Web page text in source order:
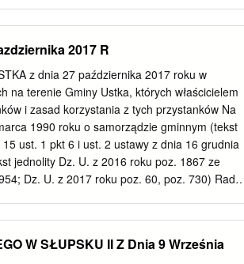
2017 R
z dnia 27 października 2017 roku w
na terenie Gminy Ustka, których właścicielem
i zasad korzystania z tych przystanków Na
1990 roku o samorządzie gminnym (tekst
ust. 1 pkt 6 i ust. 2 ustawy z dnia 16 grudnia
jednolity Dz. U. z 2016 roku poz. 1867 ze
Dz. U. z 2017 roku poz. 60, poz. 730) Rada
Nr 2 do niniejszej uchwały. §3. Wykonanie
W SŁUPSKU II Z Dnia 9 Września